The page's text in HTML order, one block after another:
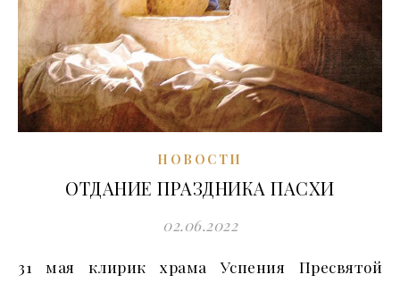
НОВОСТИ
ОТДАНИЕ ПРАЗДНИКА ПАСХИ
02.06.2022
31 мая клирик храма Успения Пресвятой